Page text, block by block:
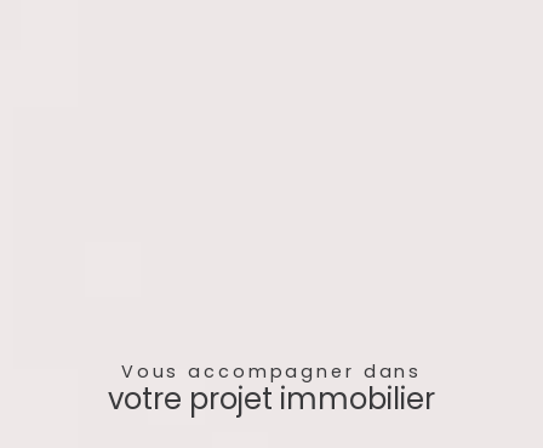
Vous accompagner dans
votre projet immobilier